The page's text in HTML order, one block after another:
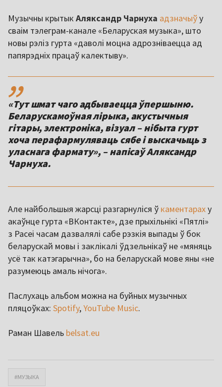
Музычны крытык Аляксандр Чарнуха адзначыўу
сваім тэлеграм-канале «Беларуская музыка», што
новы рэліз гурта «даволі моцна адрозніваецца ад
папярэдніх працаў калектыву».
,,
«Тут шмат чаго адбываецца ўпершыню.
Беларускамоўная лірыка, акустычныя
гітары, электроніка, візуал – нібыта гурт
хоча перафармуляваць сябе і выскачыць з
уласнага фармату», – напісаў Аляксандр
Чарнуха.
Але найбольшыя жарсці разгарнуліся ў каментараху
акаўнце гурта «ВКонтакте», дзе прыхільнікі «Пятлі»
з Расеі часам дазвалялі сабе рэзкія выпады ў бок
беларускай мовы і заклікалі ўдзельнікаў не «мяняць
усё так катэгарычна», бо на беларускай мове яны «не
разумеюць амаль нічога».
Паслухаць альбом можна на буйных музычных
пляцоўках: Spotify,YouTube Music.
Раман Шавель belsat.eu
#МУЗЫКА